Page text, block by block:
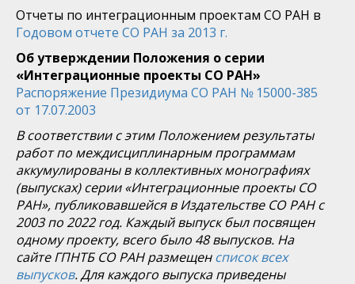
Отчеты по интеграционным проектам СО РАН в
Годовом отчете СО РАН за 2013 г.
Об утверждении Положения о серии
«Интеграционные проекты СО РАН»
Распоряжение Президиума СО РАН № 15000-385
от 17.07.2003
В соответствии с этим Положением результаты
работ по междисциплинарным программам
аккумулированы в коллективных монографиях
(выпусках) серии «Интеграционные проекты СО
РАН», публиковавшейся в Издательстве СО РАН с
2003 по 2022 год. Каждый выпуск был посвящен
одному проекту, всего было 48 выпусков. На
сайте ГПНТБ СО РАН размещенсписок всех
выпусков. Для каждого выпуска приведены